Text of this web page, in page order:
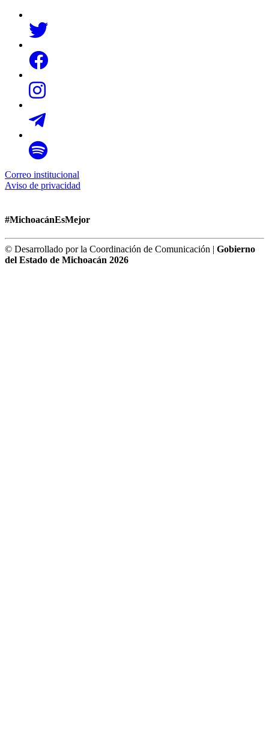
Correo institucional
Aviso de privacidad
#MichoacánEsMejor
© Desarrollado por la Coordinación de Comunicación | Gobierno
del Estado de Michoacán 2026